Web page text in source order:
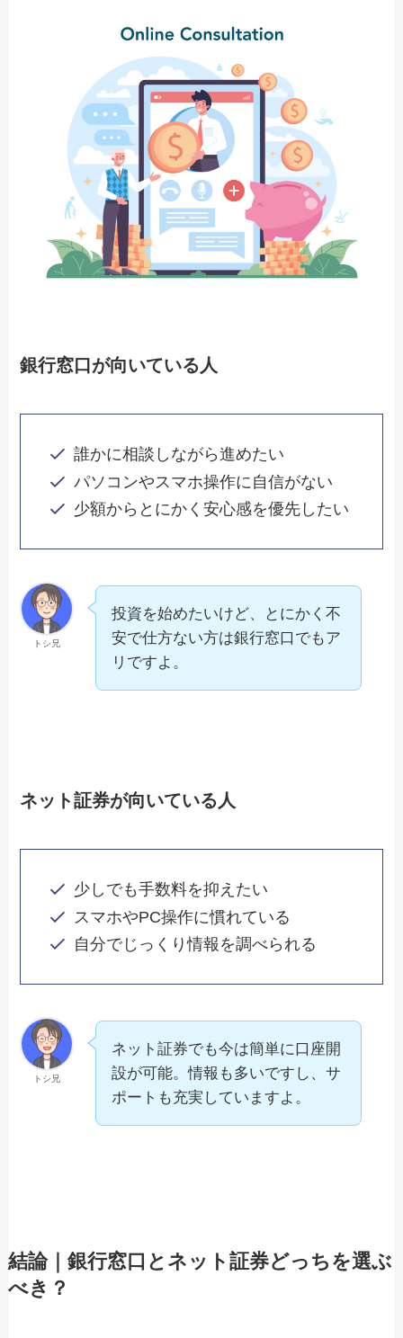
銀行窓口が向いている人
誰かに相談しながら進めたい
パソコンやスマホ操作に自信がない
少額からとにかく安心感を優先したい
トシ兄
投資を始めたいけど、とにかく不
安で仕方ない方は銀行窓口でもア
リですよ。
ネット証券が向いている人
少しでも手数料を抑えたい
スマホやPC操作に慣れている
自分でじっくり情報を調べられる
トシ兄
ネット証券でも今は簡単に口座開
設が可能。情報も多いですし、サ
ポートも充実していますよ。
結論｜銀行窓口とネット証券どっちを選ぶ
べき？